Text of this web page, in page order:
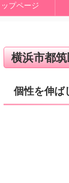
ップページ
横浜市都
個性を伸ば